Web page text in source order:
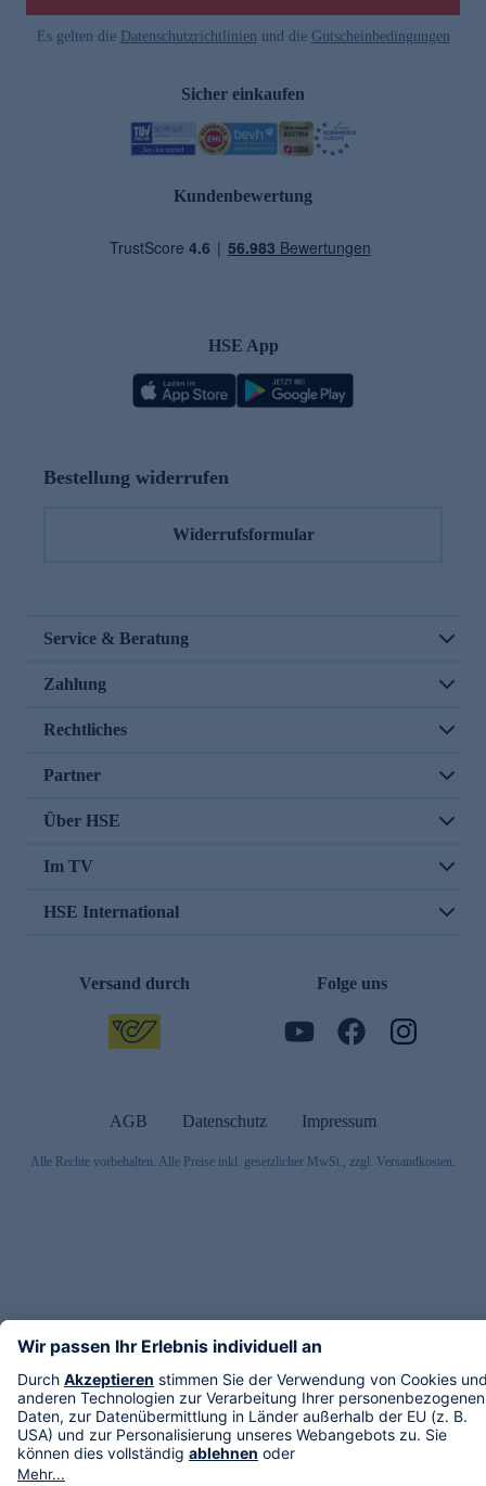
Es gelten die Datenschutzrichtlinien und die Gutscheinbedingungen
Sicher einkaufen
Kundenbewertung
HSE App
Bestellung widerrufen
Widerrufsformular
Service & Beratung
Zahlung
Rechtliches
Partner
Über HSE
Im TV
HSE International
Versand durch Folge uns
AGB Datenschutz Impressum
Alle Rechte vorbehalten. Alle Preise inkl. gesetzlicher MwSt., zzgl. Versandkosten.